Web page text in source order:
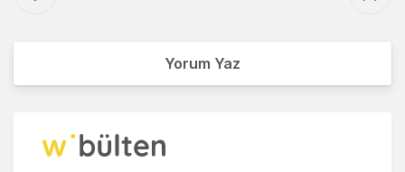
Yorum Yaz